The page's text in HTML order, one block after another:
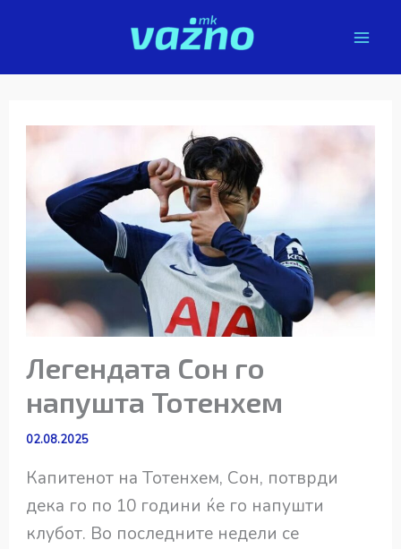
Легендата Сон го
напушта Тотенхем
02.08.2025
Капитенот на Тотенхем, Сон, потврди
дека го по 10 години ќе го напушти
клубот. Во последните недели се